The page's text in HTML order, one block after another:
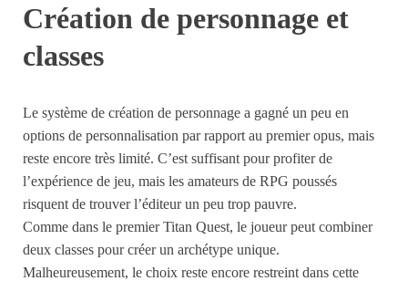
Création de personnage et
classes
Le système de création de personnage a gagné un peu en
options de personnalisation par rapport au premier opus, mais
reste encore très limité. C’est suffisant pour profiter de
l’expérience de jeu, mais les amateurs de RPG poussés
risquent de trouver l’éditeur un peu trop pauvre.
Comme dans le premier Titan Quest, le joueur peut combiner
deux classes pour créer un archétype unique.
Malheureusement, le choix reste encore restreint dans cette